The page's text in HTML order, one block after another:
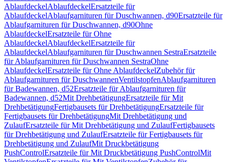
AblaufdeckelAblaufdeckelErsatzteile für
AblaufdeckelAblaufgarnituren für Duschwannen, d90Ersatzteile für
Ablaufgarnituren für Duschwannen, d90Ohne
AblaufdeckelErsatzteile für Ohne
AblaufdeckelAblaufdeckelErsatzteile für
AblaufdeckelAblaufgarnituren für Duschwannen SestraErsatzteile
für Ablaufgarnituren für Duschwannen SestraOhne
AblaufdeckelErsatzteile für Ohne AblaufdeckelZubehör für
Ablaufgarnituren für DuschwannenVentilstopfenAblaufgarnituren
für Badewannen, d52Ersatzteile für Ablaufgarnituren für
Badewannen, d52Mit DrehbetätigungErsatzteile für Mit
DrehbetätigungFertigbausets für DrehbetätigungErsatzteile für
Fertigbausets für DrehbetätigungMit Drehbetätigung und
ZulaufErsatzteile für Mit Drehbetätigung und ZulaufFertigbausets
für Drehbetätigung und ZulaufErsatzteile für Fertigbausets für
Drehbetätigung und ZulaufMit Druckbetätigung
PushControlErsatzteile für Mit Druckbetätigung PushControlMit